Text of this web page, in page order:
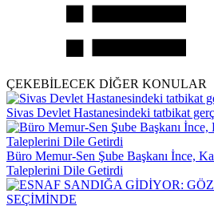
ÇEKEBİLECEK DİĞER KONULAR
Sivas Devlet Hastanesindeki tatbikat
Büro Memur-Sen Şube Başkanı İnce,
Taleplerini Dile Getirdi